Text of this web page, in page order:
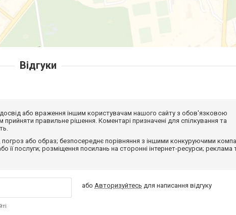
Відгуки
або враження іншим користувачам нашого сайту з обов'язковою
правильне рішення. Коментарі призначені для спілкування та
або образ; безпосереднє порівняння з іншими конкуруючими
її послуги; розміщення посилань на сторонні інтернет-ресурси; реклама
або Авторизуйтесь для написання відгуку